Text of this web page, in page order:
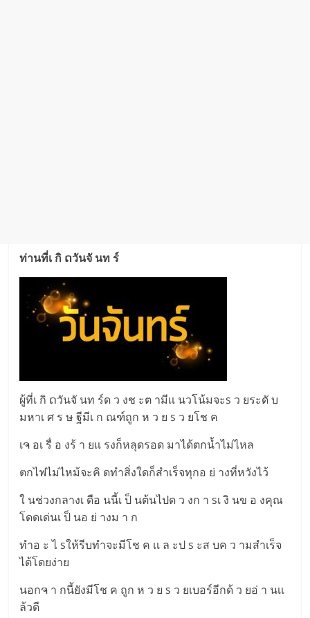
ท่านที่เ กิ ດวันจั นท ร์
ผู้ที่เ กิ ດวันจั นท ร์ด ว งช ะต ามีเเ นวโน้มจะs ว ยระดั บ
มหาเ ศ ร ษ ฐีมีเ ก ณฑ์ถูก ห ว ย s ว ยโช ค
เຈ อเ รื่ อ งร้ า ยเเ รงก็หลุดรอด มาได้ตกน้ำไม่ไหล
ตกไฟไม่ไหม้จะคิ ดทำสิ่งใดก็สำเร็จทุกอ ย่ างที่หวังไว้
ใ นช่วงกลางเ ดือ นนี้เ ป็ นต้นไปด ว งก า sเ งิ นข อ งคุณ
โดดเด่นเ ป็ นอ ย่ างม า ก
ทำอ ะ ไ sให้รีบทำจะมีโช ค เเ ล ะป s ะส บค ว ามสำเร็จ
ได้โดยง่าย
นอกຈ า กนี้ยังมีโช ค ถูก ห ว ย s ว ยเบอร์อีกด้ ว ยอ่ า นเเ
ล้วดี